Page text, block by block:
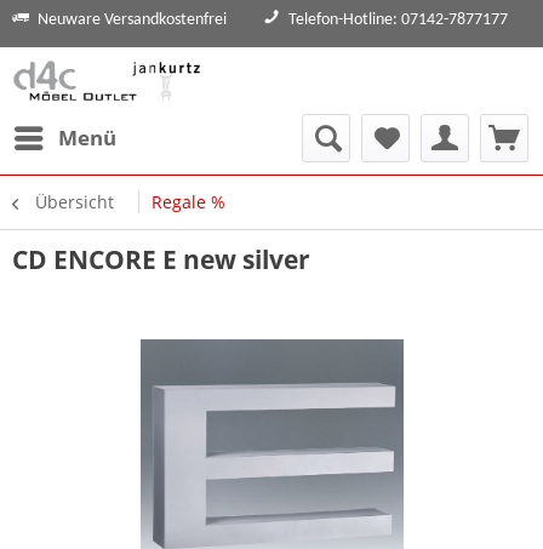
Neuware Versandkostenfrei Telefon-Hotline: 07142-7877177
Menü
Übersicht Regale %
CD ENCORE E new silver